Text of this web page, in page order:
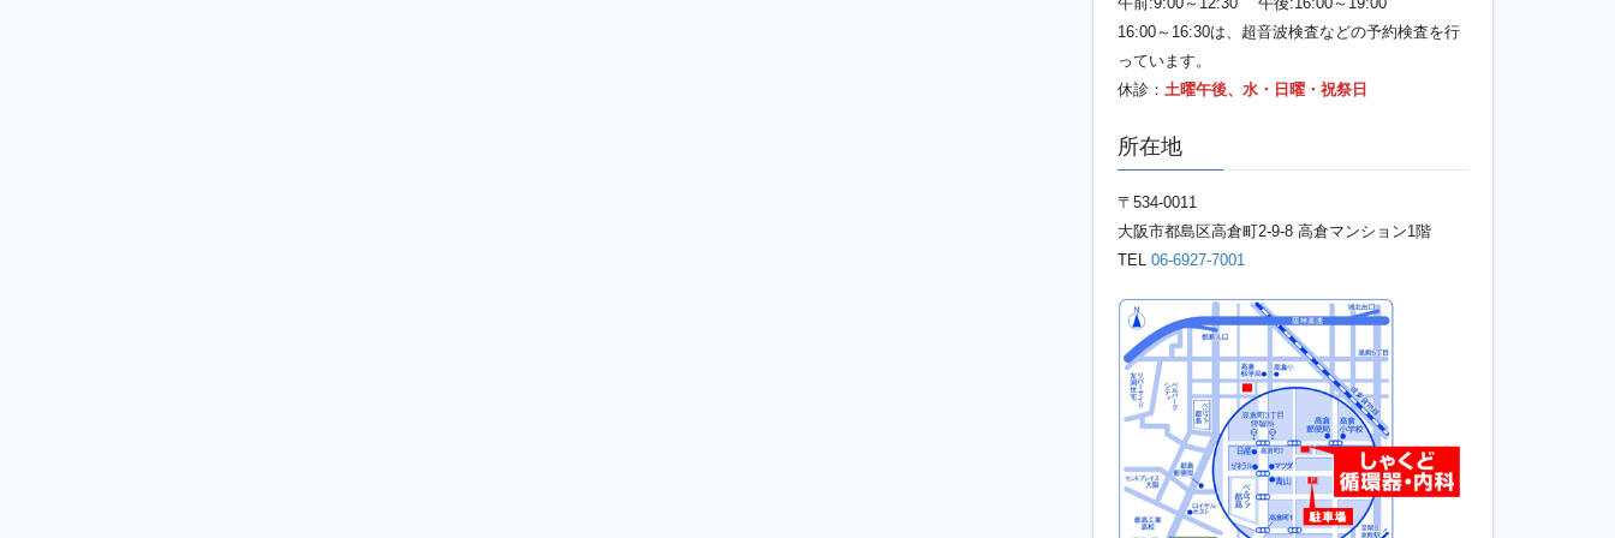
16:00～16:30は、超音波検査などの予約検査を行
っています。
休診：土曜午後、水・日曜・祝祭日
所在地
〒534-0011
大阪市都島区高倉町2-9-8 高倉マンション1階
TEL06-6927-7001